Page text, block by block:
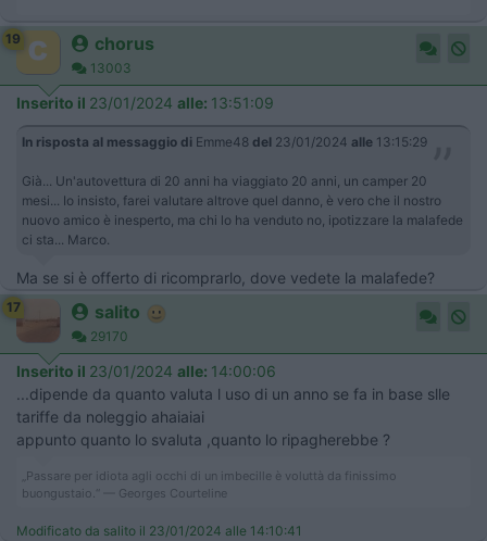
19 chorus
13003
Inserito il 23/01/2024 alle: 13:51:09
In risposta al messaggio di Emme48 del 23/01/2024 alle 13:15:29
Già... Un'autovettura di 20 anni ha viaggiato 20 anni, un camper 20
mesi... Io insisto, farei valutare altrove quel danno, è vero che il nostro
nuovo amico è inesperto, ma chi lo ha venduto no, ipotizzare la malafede
ci sta... Marco.
Ma se si è offerto di ricomprarlo, dove vedete la malafede?
17 salito
29170
Inserito il 23/01/2024 alle: 14:00:06
...dipende da quanto valuta l uso di un anno se fa in base slle
tariffe da noleggio ahaiaiai
appunto quanto lo svaluta ,quanto lo ripagherebbe ?
„Passare per idiota agli occhi di un imbecille è voluttà da finissimo
buongustaio.“ — Georges Courteline
Modificato da salito il 23/01/2024 alle 14:10:41